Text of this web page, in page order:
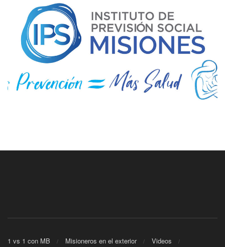
1 vs 1 con MB Misioneros en el exterior
Videos